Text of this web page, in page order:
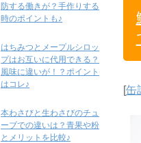
[缶
防する働きが？手作りする
時のポイントも♪
はちみつとメープルシロッ
プはお互いに代用できる？
風味に違いが！？ポイント
はコレ♪
本わさびと生わさびのチュ
ーブでの違いは？青果や粉
とメリットを比較♪